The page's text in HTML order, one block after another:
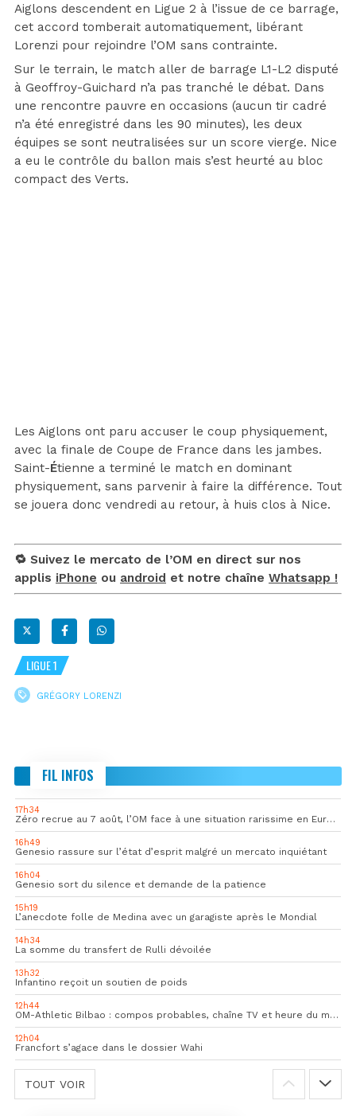
Aiglons descendent en Ligue 2 à l’issue de ce barrage,
cet accord tomberait automatiquement, libérant
Lorenzi pour rejoindre l’OM sans contrainte.
Sur le terrain, le match aller de barrage L1-L2 disputé
à Geoffroy-Guichard n’a pas tranché le débat. Dans
une rencontre pauvre en occasions (aucun tir cadré
n’a été enregistré dans les 90 minutes), les deux
équipes se sont neutralisées sur un score vierge. Nice
a eu le contrôle du ballon mais s’est heurté au bloc
compact des Verts.
Les Aiglons ont paru accuser le coup physiquement,
avec la finale de Coupe de France dans les jambes.
Saint-Étienne a terminé le match en dominant
physiquement, sans parvenir à faire la différence. Tout
se jouera donc vendredi au retour, à huis clos à Nice.
🔁 Suivez le mercato de l’OM en direct sur nos
applis iPhone ou android et notre chaîne Whatsapp !
LIGUE 1
GRÉGORY LORENZI
FIL INFOS
17h34
Zéro recrue au 7 août, l’OM face à une situation rarissime en Europe
16h49
Genesio rassure sur l’état d’esprit malgré un mercato inquiétant
16h04
Genesio sort du silence et demande de la patience
15h19
L’anecdote folle de Medina avec un garagiste après le Mondial
14h34
La somme du transfert de Rulli dévoilée
13h32
Infantino reçoit un soutien de poids
12h44
OM-Athletic Bilbao : compos probables, chaîne TV et heure du match
12h04
Francfort s’agace dans le dossier Wahi
TOUT VOIR